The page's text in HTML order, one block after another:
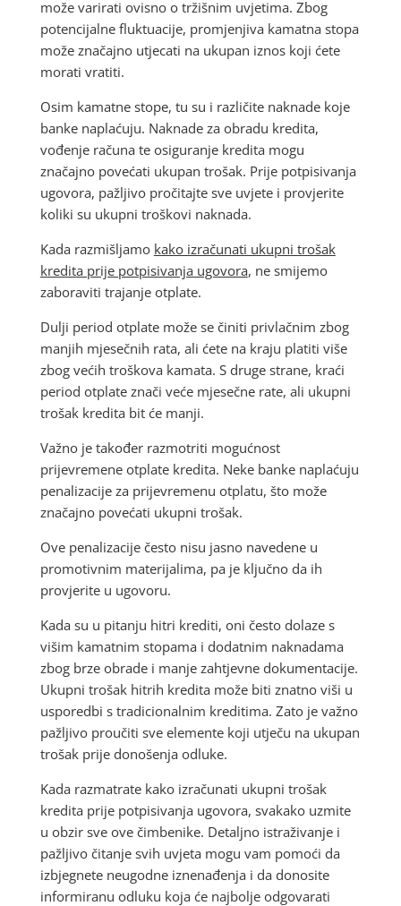
može varirati ovisno o tržišnim uvjetima. Zbog
potencijalne fluktuacije, promjenjiva kamatna stopa
može značajno utjecati na ukupan iznos koji ćete
morati vratiti.
Osim kamatne stope, tu su i različite naknade koje
banke naplaćuju. Naknade za obradu kredita,
vođenje računa te osiguranje kredita mogu
značajno povećati ukupan trošak. Prije potpisivanja
ugovora, pažljivo pročitajte sve uvjete i provjerite
koliki su ukupni troškovi naknada.
Kada razmišljamo kako izračunati ukupni trošak
kredita prije potpisivanja ugovora, ne smijemo
zaboraviti trajanje otplate.
Dulji period otplate može se činiti privlačnim zbog
manjih mjesečnih rata, ali ćete na kraju platiti više
zbog većih troškova kamata. S druge strane, kraći
period otplate znači veće mjesečne rate, ali ukupni
trošak kredita bit će manji.
Važno je također razmotriti mogućnost
prijevremene otplate kredita. Neke banke naplaćuju
penalizacije za prijevremenu otplatu, što može
značajno povećati ukupni trošak.
Ove penalizacije često nisu jasno navedene u
promotivnim materijalima, pa je ključno da ih
provjerite u ugovoru.
Kada su u pitanju hitri krediti, oni često dolaze s
višim kamatnim stopama i dodatnim naknadama
zbog brze obrade i manje zahtjevne dokumentacije.
Ukupni trošak hitrih kredita može biti znatno viši u
usporedbi s tradicionalnim kreditima. Zato je važno
pažljivo proučiti sve elemente koji utječu na ukupan
trošak prije donošenja odluke.
Kada razmatrate kako izračunati ukupni trošak
kredita prije potpisivanja ugovora, svakako uzmite
u obzir sve ove čimbenike. Detaljno istraživanje i
pažljivo čitanje svih uvjeta mogu vam pomoći da
izbjegnete neugodne iznenađenja i da donosite
informiranu odluku koja će najbolje odgovarati